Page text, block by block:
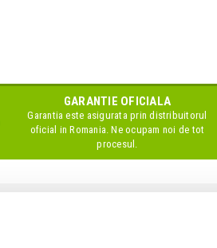
GARANTIE OFICIALA
Garantia este asigurata prin distribuitorul
oficial in Romania. Ne ocupam noi de tot
procesul.